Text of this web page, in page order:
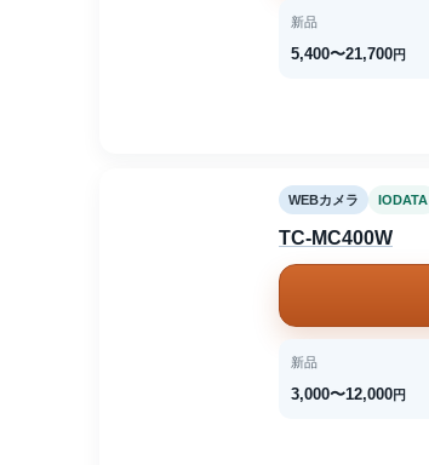
新品
5,400〜21,700円
WEBカメラ IODATA
TC-MC400W
新品
3,000〜12,000円